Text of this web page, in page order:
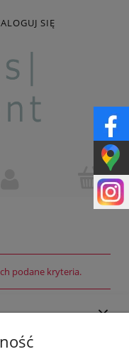
SIĘ
podane kryteria.